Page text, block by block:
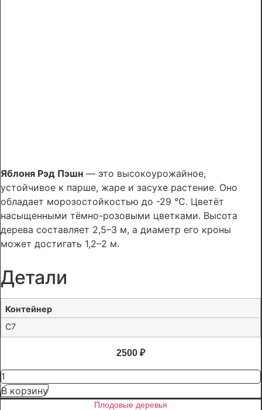
Яблоня Рэд Пэшн — это высокоурожайное,
устойчивое к парше, жаре и засухе растение. Оно
обладает морозостойкостью до -29 °C. Цветёт
насыщенными тёмно-розовыми цветками. Высота
дерева составляет 2,5–3 м, а диаметр его кроны
может достигать 1,2–2 м.
Детали
Контейнер
C7
2500 ₽
Количество
товара
Яблоня
Рэд
В корзину
Плодовые деревья